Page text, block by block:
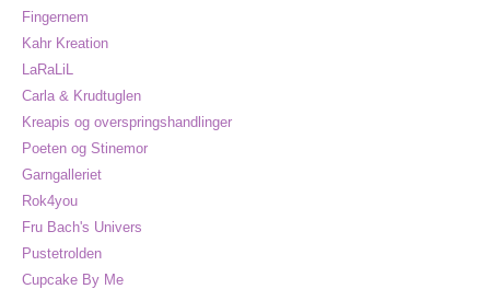
Fingernem
Kahr Kreation
LaRaLiL
Carla & Krudtuglen
Kreapis og overspringshandlinger
Poeten og Stinemor
Garngalleriet
Rok4you
Fru Bach's Univers
Pustetrolden
Cupcake By Me